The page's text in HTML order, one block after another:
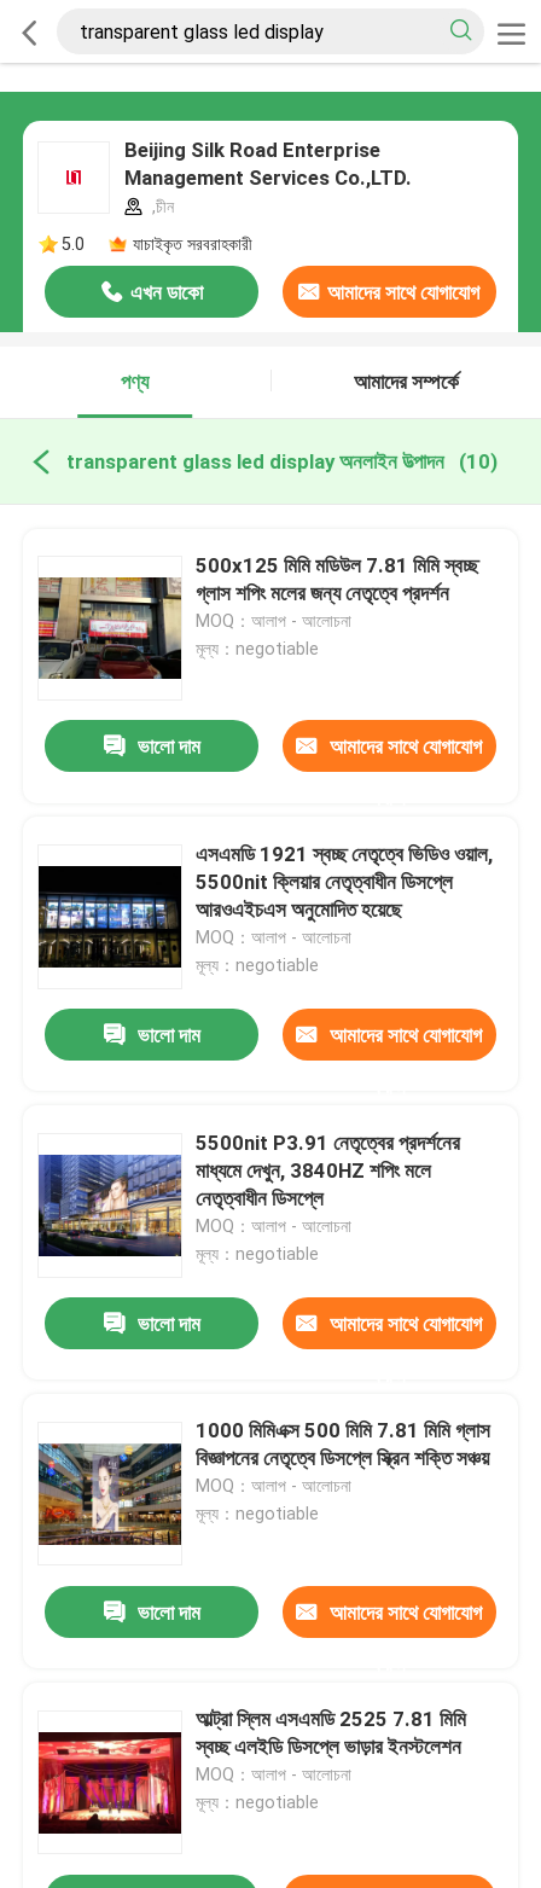
Beijing Silk Road Enterprise
Management Services Co.,LTD.
,চীন
5.0
যাচাইকৃত সরবরাহকারী
এখন ডাকো আমাদের সাথে যোগাযোগ
পণ্য
আমাদের সম্পর্কে
transparent glass led display অনলাইন উত্পাদন (10)
500x125 মিমি মডিউল 7.81 মিমি স্বচ্ছ
গ্লাস শপিং মলের জন্য নেতৃত্বে প্রদর্শন
MOQ：আলাপ - আলোচনা
মূল্য：negotiable
ভালো দাম আমাদের সাথে যোগাযোগ
এসএমডি 1921 স্বচ্ছ নেতৃত্বে ভিডিও ওয়াল,
5500nit ক্লিয়ার নেতৃত্বাধীন ডিসপ্লে
আরওএইচএস অনুমোদিত হয়েছে
MOQ：আলাপ - আলোচনা
মূল্য：negotiable
ভালো দাম আমাদের সাথে যোগাযোগ
5500nit P3.91 নেতৃত্বের প্রদর্শনের
মাধ্যমে দেখুন, 3840HZ শপিং মলে
নেতৃত্বাধীন ডিসপ্লে
MOQ：আলাপ - আলোচনা
মূল্য：negotiable
ভালো দাম আমাদের সাথে যোগাযোগ
1000 মিমিএক্স 500 মিমি 7.81 মিমি গ্লাস
বিজ্ঞাপনের নেতৃত্বে ডিসপ্লে স্ক্রিন শক্তি সঞ্চয়
MOQ：আলাপ - আলোচনা
মূল্য：negotiable
ভালো দাম আমাদের সাথে যোগাযোগ
আল্ট্রা স্লিম এসএমডি 2525 7.81 মিমি
স্বচ্ছ এলইডি ডিসপ্লে ভাড়ার ইনস্টলেশন
MOQ：আলাপ - আলোচনা
মূল্য：negotiable